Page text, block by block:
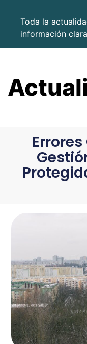
Toda la
información